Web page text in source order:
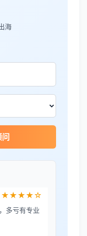
海
泰国公司注
★★★★★
厂的所有法
★★★★☆
多亏有专业